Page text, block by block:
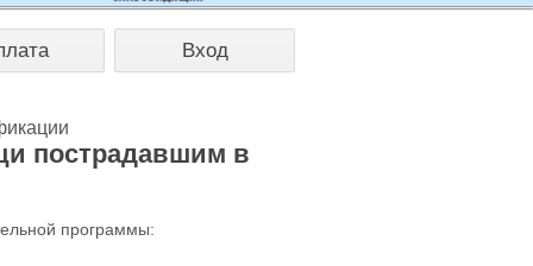
Вход
пострадавшим в
программы: